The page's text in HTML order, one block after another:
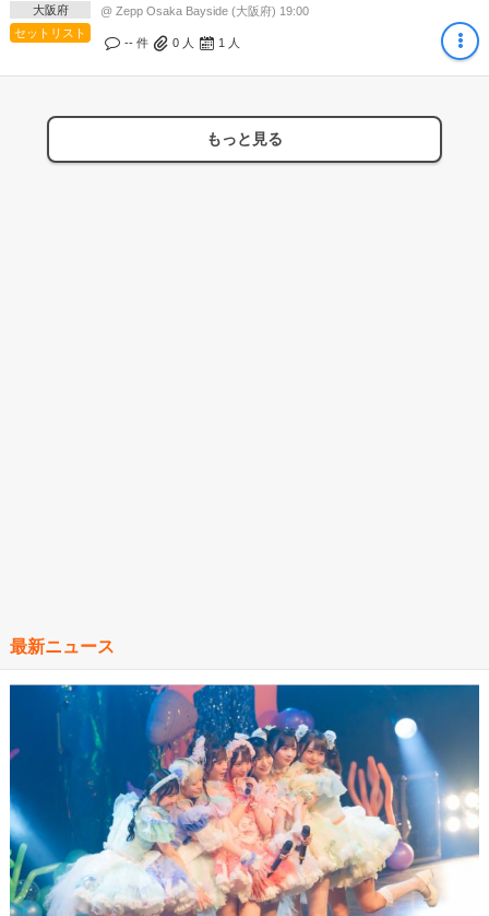
大阪府
セットリスト
@ Zepp Osaka Bayside (大阪府) 19:00
-- 件 0 人 1 人
もっと見る
最新ニュース